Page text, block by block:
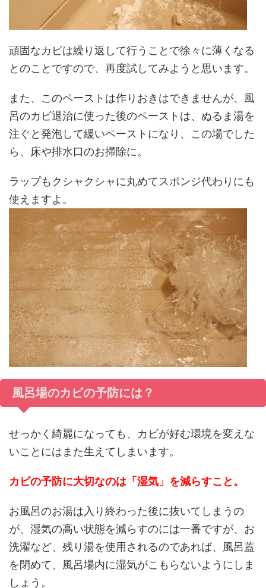
頑固なカビは繰り返して行うことで徐々に薄くなる
とのことですので、再度試してみようと思います。
また、このペーストは作りおきはできませんが、風
呂のカビ退治に使った後のペーストは、ぬるま湯を
注ぐと発泡して緩いペーストになり、この場でした
ら、床や排水口のお掃除に。
ラップもクシャクシャに丸めてスポンジ代わりにも
使えますよ。
風呂場のカビの予防には？
せっかく綺麗になっても、カビが好む環境を変えな
いことにはまた生えてしまいます。
カビの予防に大切なのは「湿気」を減らすこと。
お風呂のお湯は入り終わった後に抜いてしまうの
が、湿気の高い状態を減らすのには一番ですが、お
洗濯など、残り湯を使用されるのであれば、風呂蓋
を閉めて、風呂場内に湿気がこもらないようにしま
しょう。